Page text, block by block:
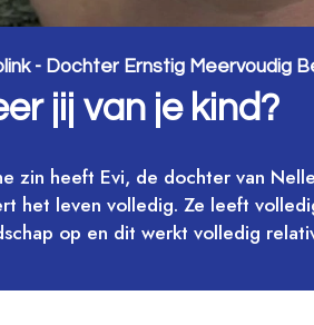
- Dochter Ernstig Meervoudig
jij van je kind?
zin heeft Evi, de dochter van
het leven volledig. Ze leeft
op en dit werkt volledig